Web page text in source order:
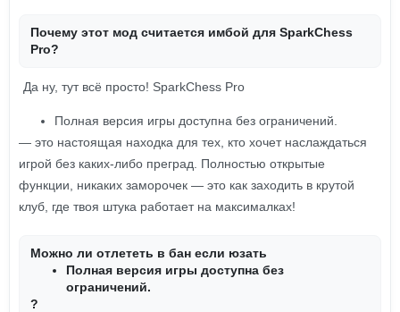
Почему этот мод считается имбой для SparkChess
Pro?
Да ну, тут всё просто! SparkChess Pro
Полная версия игры доступна без ограничений.
— это настоящая находка для тех, кто хочет наслаждаться
игрой без каких-либо преград. Полностью открытые
функции, никаких заморочек — это как заходить в крутой
клуб, где твоя штука работает на максималках!
Можно ли отлететь в бан если юзать
Полная версия игры доступна без
ограничений.
?